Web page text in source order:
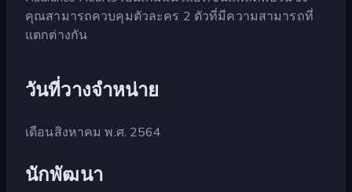
คุณสามารถควบคุมตัวละคร 2 ตัวที่มีความสามารถที่
แตกต่างกัน
วันที่วางจำหน่าย
เดือนสิงหาคม พ.ศ. 2564
นักพัฒนา